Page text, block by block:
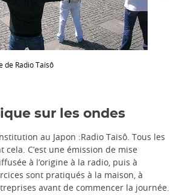
de Radio Taisô
sur les ondes
au Japon :Radio Taisô. Tous les
cela. C’est une émission de mise
à l’origine à la radio, puis à
sont pratiqués à la maison, à
avant de commencer la journée.